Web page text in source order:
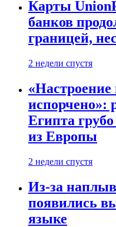
Карты
банков
границей,
2 недели спустя
«Настроение
испорчено»:
Египта
из Европы
2 недели спустя
Из-за
появились
языке